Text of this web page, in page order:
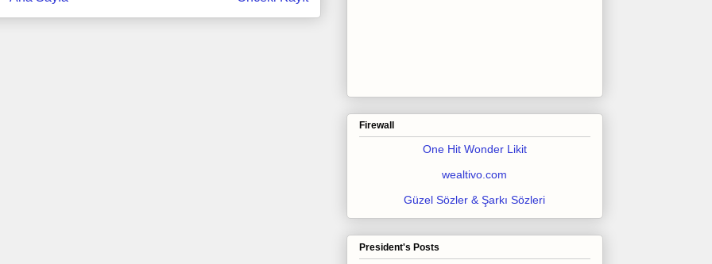
Firewall
One Hit Wonder Likit
wealtivo.com
Güzel Sözler & Şarkı Sözleri
President's Posts